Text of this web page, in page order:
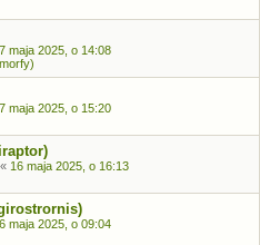
maja 2025, o 14:08
maja 2025, o 15:20
« 16 maja 2025, o 16:13
maja 2025, o 09:04